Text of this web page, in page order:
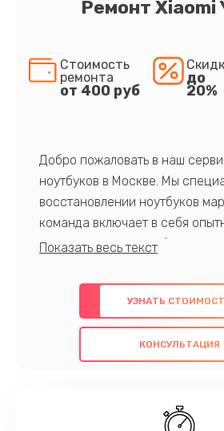
Ремонт Xiaomi
Стоимость
ремонта
от 400 руб
до
20%
Добро пожаловать в наш
ноутбуков в Москве. Мы
восстановлении ноутбуков
команда включает в себя
профессионалов с обширными
предлагаем быстрый и
использованием
также гарантируем качество
проведенных работ. Наша цель
наилучшим образом. Не
УЗНАТЬ
КОНСУЛЬТАЦИЯ